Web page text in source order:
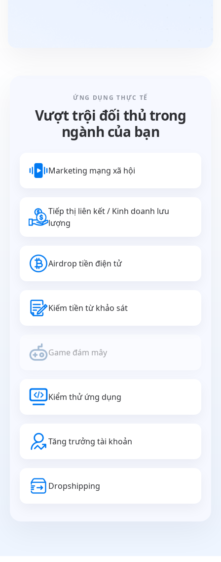
ỨNG DỤNG THỰC TẾ
Vượt trội đối thủ trong
ngành của bạn
Marketing mạng xã hội
Tiếp thị liên kết / Kinh doanh lưu
lượng
Airdrop tiền điện tử
Kiếm tiền từ khảo sát
Game đám mây
Kiểm thử ứng dụng
Tăng trưởng tài khoản
Dropshipping